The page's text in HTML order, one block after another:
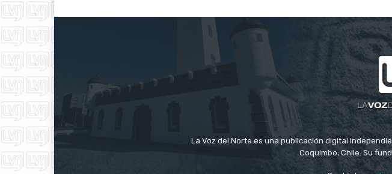
La Voz del Norte es una publicación digital
Coquimbo, Chile. Su